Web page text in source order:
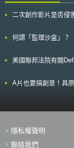
為必須構成將特定人
market）[4]、「啟用
力，導致其做出的決定偏離正常情形。 3.技
術；關於(b)有害地利
會經濟狀況上弱點。 4.後果：該扭曲行為已造成或合理可預見將造成該個
術、個人或團體行為的
評分」可能對特定個人
該行為必須屬於將特定
的社會行為，或其已知
案的主要提案者美國眾
間保有不同的加密應用
的安全性。
二次創作影片是否侵
何謂「監理沙盒」？
美國聯邦法院有關
A片也要搞創意！具
隱私權聲明
聯絡我們